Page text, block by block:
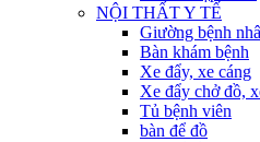
NỘI THẤT Y TẾ
Giường bệnh
Bàn khám bệnh
Xe đẩy, xe cáng
Xe đẩy chở đồ,
Tủ bệnh viên
bàn để đồ